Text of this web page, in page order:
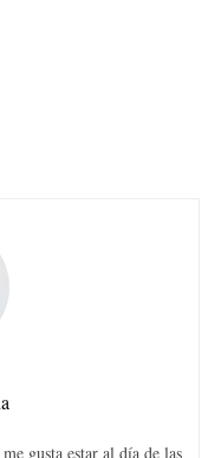
gusta estar al día de las